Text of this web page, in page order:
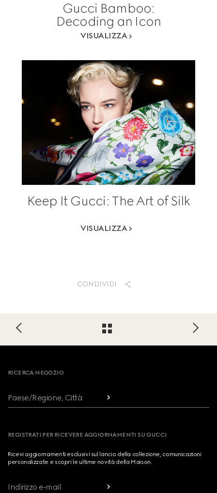
Gucci Bamboo:
Decoding an Icon
VISUALIZZA
Keep It Gucci: The Art of Silk
VISUALIZZA
CONDIVIDI
Footer
RICERCA NEGOZIO
Paese/Regione, Città
REGISTRATI PER RICEVERE AGGIORNAMENTI SU GUCCI
Ricevi aggiornamenti esclusivi sul lancio della collezione, comunicazioni
personalizzate e scopri le ultime novità della Maison.
Indirizzo e-mail